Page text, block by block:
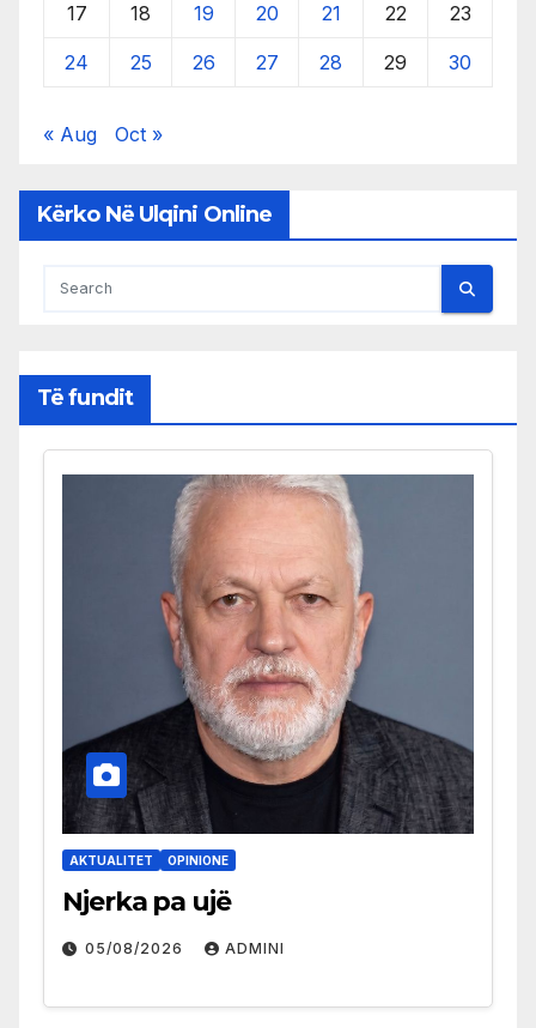
17 18 19 20 21 22 23
24 25 26 27 28 29 30
« Aug Oct »
Kërko Në Ulqini Online
Të fundit
AKTUALITET OPINIONE
Njerka pa ujë
05/08/2026 ADMINI